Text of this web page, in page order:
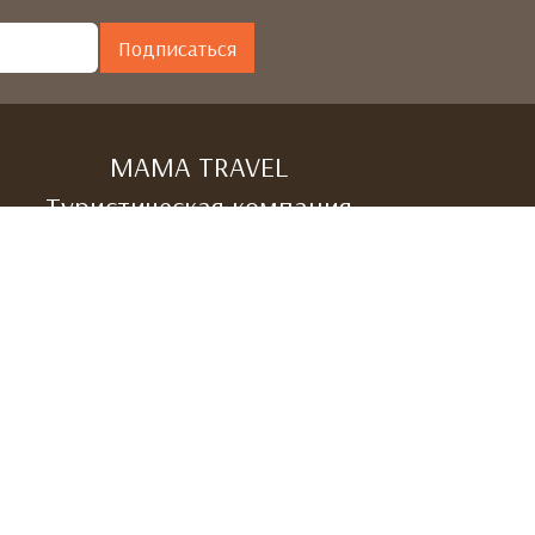
Подписаться
МАМА TRAVEL
Туристическая компания